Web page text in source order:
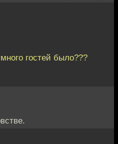
гостей было???